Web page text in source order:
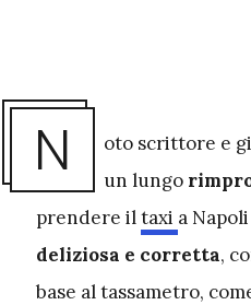
N oto scrittore e
un lungo
prendere iltaxi a
deliziosa e corretta,
base al tassametro,